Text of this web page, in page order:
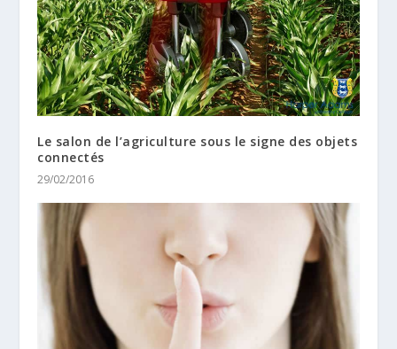
Le salon de l’agriculture sous le signe des objets
connectés
29/02/2016